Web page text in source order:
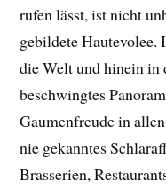
rufen lässt, ist nicht
gebildete Hautevolee.
die Welt und hinein in
beschwingtes
Gaumenfreude in
nie gekanntes
Brasserien,